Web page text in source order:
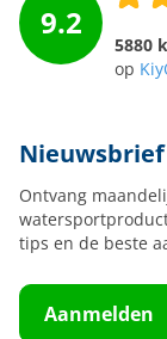
9.2
5880
op
Nieuwsbrief
Ontvang
tips en de beste
Aanmelden